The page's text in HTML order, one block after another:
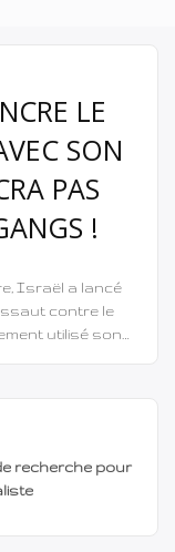
LE
SON
PAS
!
Israël a lancé
contre le
utilisé son
recherche pour